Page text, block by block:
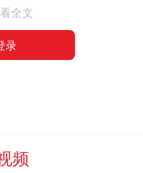
、拉货产生的垃圾全部清
卖有限公司有权扣除保证
2%的标准向河北中废通
全文
录
频